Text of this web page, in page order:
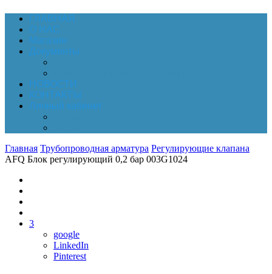
ГЛАВНАЯ
О НАС
Магазин
Документы
НОВОСТИ
КОНТАКТЫ
Личный кабинет
Главная Трубопроводная арматура Регулирующие клапана
AFQ Блок регулирующий 0,2 бар 003G1024
3
google
LinkedIn
Pinterest